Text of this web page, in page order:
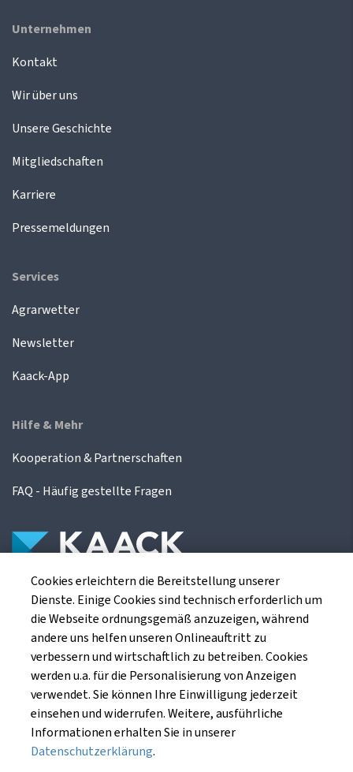
Unternehmen
Kontakt
Wir über uns
Unsere Geschichte
Mitgliedschaften
Karriere
Pressemeldungen
Services
Agrarwetter
Newsletter
Kaack-App
Hilfe & Mehr
Kooperation & Partnerschaften
FAQ - Häufig gestellte Fragen
Die Kaack Terminhandel GmbH ist ein
Finanzdienstleistungsinstitut für die europäischen
Agrarterminbörsen.
Kaack Terminhandel GmbH
Am Markt 8
49661 Cloppenburg
Cookies erleichtern die Bereitstellung unserer
Dienste. Einige Cookies sind technisch erforderlich um
die Webseite ordnungsgemäß anzuzeigen, während
andere uns helfen unseren Onlineauftritt zu
verbessern und wirtschaftlich zu betreiben. Cookies
werden u.a. für die Personalisierung von Anzeigen
verwendet. Sie können Ihre Einwilligung jederzeit
einsehen und widerrufen. Weitere, ausführliche
Informationen erhalten Sie in unserer
Datenschutzerklärung.